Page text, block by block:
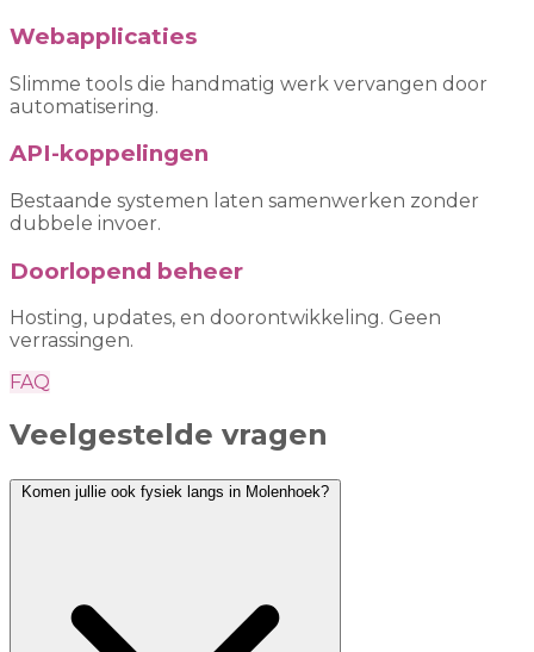
Webapplicaties
Slimme tools die handmatig werk vervangen door
automatisering.
API-koppelingen
Bestaande systemen laten samenwerken zonder
dubbele invoer.
Doorlopend beheer
Hosting, updates, en doorontwikkeling. Geen
verrassingen.
FAQ
Veelgestelde vragen
Komen jullie ook fysiek langs in Molenhoek?